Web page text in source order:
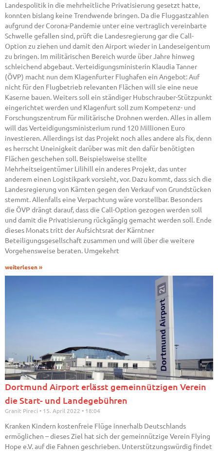
Landespolitik in die mehrheitliche Privatisierung gesetzt hatte,
konnten bislang keine Trendwende bringen. Da die Fluggastzahlen
aufgrund der Corona-Pandemie unter eine vertraglich vereinbarte
Schwelle gefallen sind, prüft die Landesregierung gar die Call-
Option zu ziehen und damit den Airport wieder in Landeseigentum
zu bringen. Im militärischen Bereich wurde über Jahre hinweg
schleichend abgebaut. Verteidigungsministerin Klaudia Tanner
(ÖVP) macht nun dem Klagenfurter Flughafen ein Angebot: Auf
nicht für den Flugbetrieb relevanten Flächen will sie eine neue
Kaserne bauen. Weiters soll ein ständiger Hubschrauber-Stützpunkt
eingerichtet werden und Klagenfurt soll zum Kompetenz- und
Forschungszentrum für militärische Drohnen werden. Alles in allem
will das Verteidigungsministerium rund 120 Millionen Euro
investieren. Allerdings ist das Projekt noch alles andere als fix, denn
es herrscht Uneinigkeit darüber was mit den dafür benötigten
Flächen geschehen soll. Beispielsweise stellte
Mehrheitseigentümer Lilihill ein anderes Projekt, das unter
anderem einen Logistikpark vorsieht, vor. Dazu kommt, dass sich die
Landesregierung von Kärnten gegen den Verkauf von Grundstücken
stemmt. Allenfalls eine Verpachtung wäre vorstellbar. Besonders
die ÖVP drängt darauf, dass die Call-Option gezogen werden soll
und damit die Privatisierung rückgängig gemacht werden soll. Ende
dieses Monats tritt der Aufsichtsrat der Kärntner
Beteiligungsgesellschaft zusammen und will über die weitere
Vorgehensweise beraten. Umgekehrt
weiterlesen »
Dortmund Airport erlässt gemeinnützigen Verein
die Start- und Landegebühren
Granit Pireci 15. April 2022 18:04
Kranken Kindern kostenfreie Flüge innerhalb Deutschlands
ermöglichen – dieses Ziel hat sich der gemeinnützige Verein Flying
Hope e.V. auf die Fahnen geschrieben. Unterstützungswürdig findet